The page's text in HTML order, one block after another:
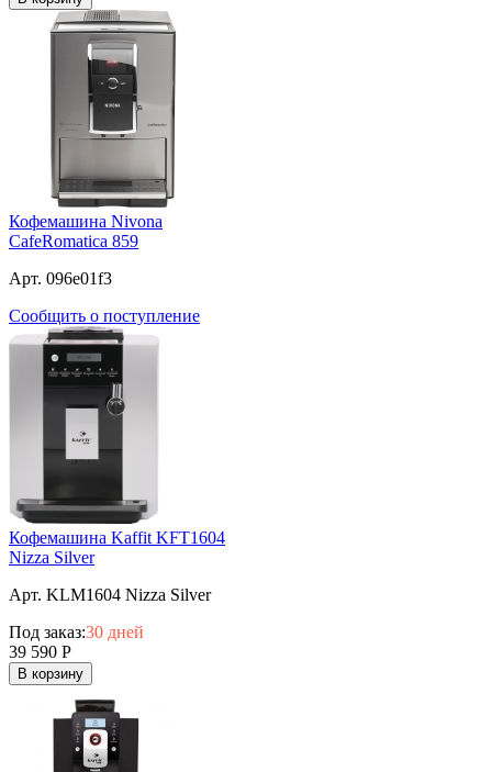
Кофемашина Nivona
CafeRomatica 859
Арт. 096e01f3
Сообщить о поступление
Кофемашина Kaffit KFT1604
Nizza Silver
Арт. KLM1604 Nizza Silver
Под заказ:30 дней
39 590 Р
В корзину